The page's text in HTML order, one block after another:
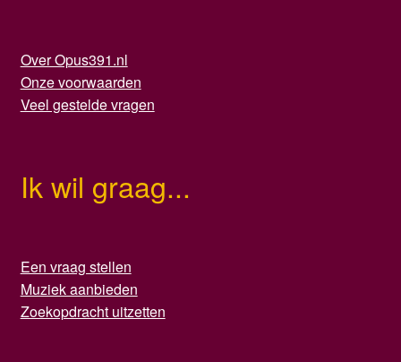
Over Opus391.nl
Onze voorwaarden
Veel gestelde vragen
Ik wil graag...
Een vraag stellen
Muziek aanbieden
Zoekopdracht uitzetten